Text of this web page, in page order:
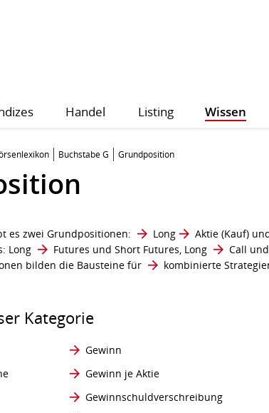
Handel Listing Wissen
Buchstabe G Grundposition
es zwei Grundpositionen: Long Aktie (Kauf)
Long Futures und Short Futures, Long Call
bilden die Bausteine für
kombinierte
Kategorie
Gewinn
Gewinn je Aktie
Gewinnschuldverschreibung